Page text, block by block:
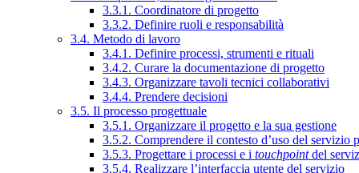
3.3.1. Coordinatore di progetto
3.3.2. Definire ruoli e responsabilità
3.4. Metodo di lavoro
3.4.1. Definire processi, strumenti e rituali
3.4.2. Curare la documentazione di progetto
3.4.3. Organizzare tavoli tecnici collaborativi
3.4.4. Prendere decisioni
3.5. Il processo progettuale
3.5.1. Organizzare il progetto e la sua gestione
3.5.2. Comprendere il contesto d’uso del servizio
3.5.3. Progettare i processi e i touchpointdel
3.5.4. Realizzare l’interfaccia utente del servizio